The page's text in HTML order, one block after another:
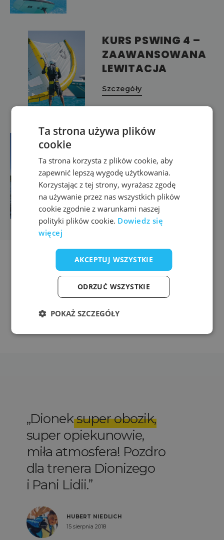
KURS PSWING 4 –
ZAAWANSOWANA
LEWITACJA
Szczegóły
WINGFOIL
Szczegóły
Dioneksuper obozik,
super opiekunowie,
miła atmosfera! Pozdro
dla trenera Dionizego
i Pani Lidii.
HUBERT NIEDLICH
15 sierpnia 2018
Ta strona używa plików
cookie
Ta strona korzysta z plików cookie, aby
zapewnić lepszą wygodę użytkowania.
Korzystając z tej strony, wyrażasz zgodę
na używanie przez nas wszystkich plików
cookie zgodnie z warunkami naszej
polityki plików cookie. Dowiedz się
więcej
AKCEPTUJ WSZYSTKIE
ODRZUĆ WSZYSTKIE
POKAŻ SZCZEGÓŁY